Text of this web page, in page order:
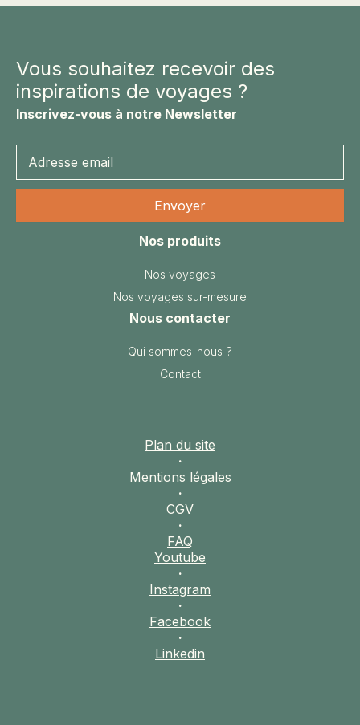
Vous souhaitez recevoir des
inspirations de voyages ?
Inscrivez-vous à notre Newsletter
Nos produits
Nos voyages
Nos voyages sur-mesure
Nous contacter
Qui sommes-nous ?
Contact
Plan du site
·
Mentions légales
·
CGV
·
FAQ
Youtube
·
Instagram
·
Facebook
·
Linkedin